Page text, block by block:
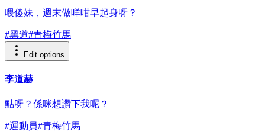
喂傻妹，週末做咩咁早起身呀？
#黑道#青梅竹馬
Edit options
李道赫
點呀？係咪想讚下我呢？
#運動員#青梅竹馬